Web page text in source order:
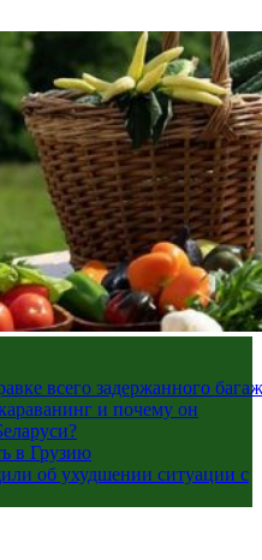
всего задержанного
и почему он
в Грузию
об ухудшении ситуации с